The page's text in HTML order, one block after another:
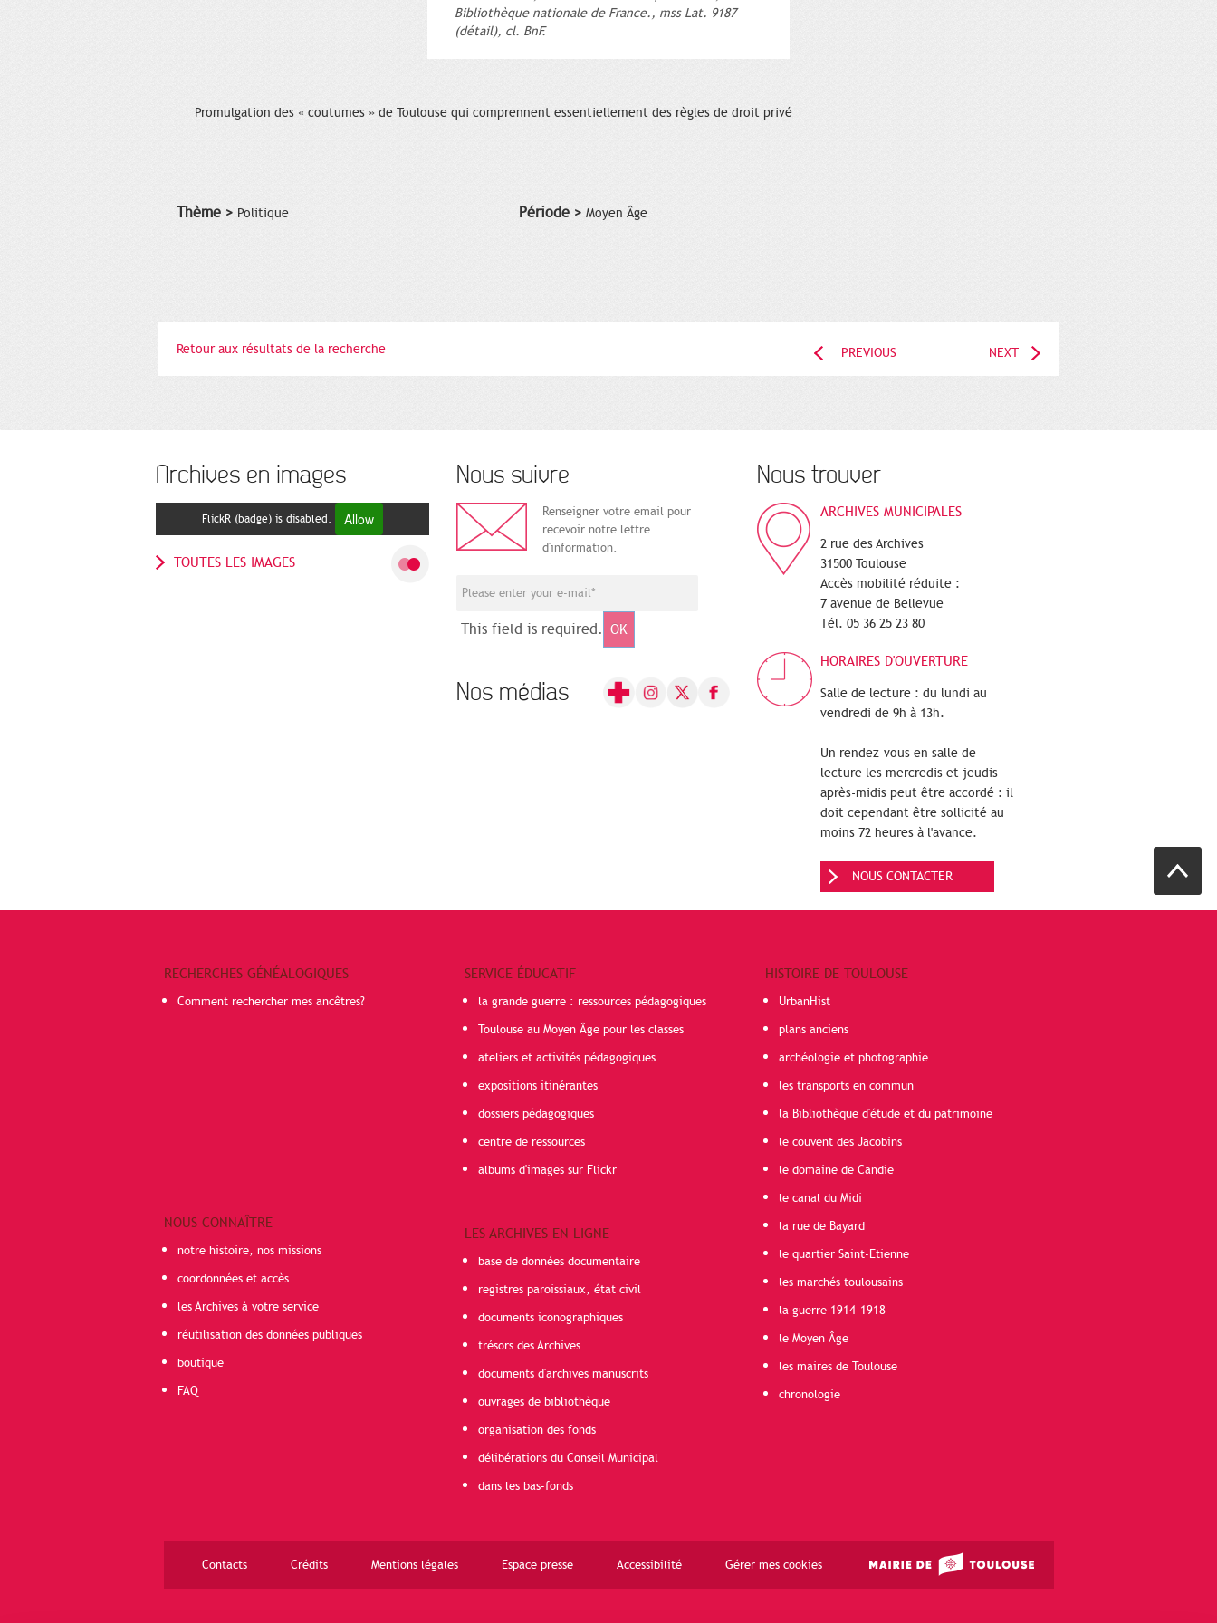
Bibliothèque nationale de France., mss Lat. 9187
(détail), cl. BnF.
Promulgation des « coutumes » de Toulouse qui comprennent essentiellement des règles de droit privé
Thème > Politique Période > Moyen Âge
Retour aux résultats de la recherche PREVIOUS NEXT
Archives en images
FlickR (badge) is disabled. Allow
TOUTES LES IMAGES
Nous suivre
Renseigner votre email pour
recevoir notre lettre
d'information.
This field is required. OK
Nos médias
Nous trouver
ARCHIVES MUNICIPALES
2 rue des Archives
31500 Toulouse
Accès mobilité réduite :
7 avenue de Bellevue
Tél. 05 36 25 23 80
HORAIRES D'OUVERTURE
Salle de lecture : du lundi au
vendredi de 9h à 13h.
Un rendez-vous en salle de
lecture les mercredis et jeudis
après-midis peut être accordé : il
doit cependant être sollicité au
moins 72 heures à l'avance.
NOUS CONTACTER
RECHERCHES GÉNÉALOGIQUES
Comment rechercher mes ancêtres?
NOUS CONNAÎTRE
notre histoire, nos missions
coordonnées et accès
les Archives à votre service
réutilisation des données publiques
boutique
FAQ
SERVICE ÉDUCATIF
la grande guerre : ressources pédagogiques
Toulouse au Moyen Âge pour les classes
ateliers et activités pédagogiques
expositions itinérantes
dossiers pédagogiques
centre de ressources
albums d'images sur Flickr
LES ARCHIVES EN LIGNE
base de données documentaire
registres paroissiaux, état civil
documents iconographiques
trésors des Archives
documents d'archives manuscrits
ouvrages de bibliothèque
organisation des fonds
délibérations du Conseil Municipal
dans les bas-fonds
HISTOIRE DE TOULOUSE
UrbanHist
plans anciens
archéologie et photographie
les transports en commun
la Bibliothèque d'étude et du patrimoine
le couvent des Jacobins
le domaine de Candie
le canal du Midi
la rue de Bayard
le quartier Saint-Etienne
les marchés toulousains
la guerre 1914-1918
le Moyen Âge
les maires de Toulouse
chronologie
Contacts Crédits Mentions légales Espace presse Accessibilité Gérer mes cookies